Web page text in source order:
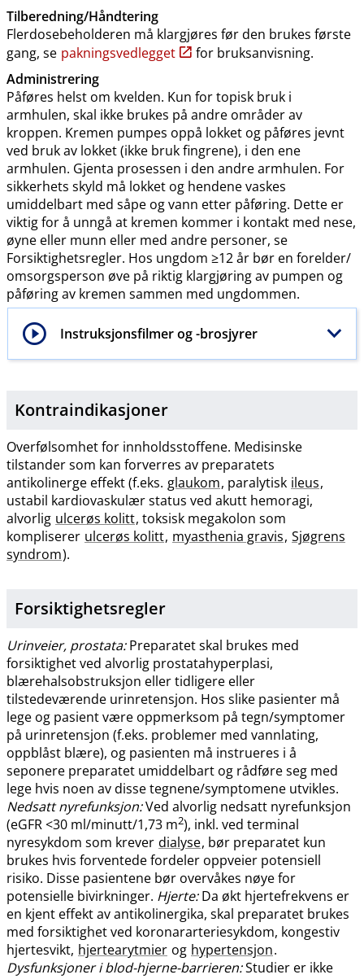
Tilberedning​/​Håndtering
Flerdosebeholderen må klargjøres før den brukes første
gang, se pakningsvedlegget
for bruksanvisning.
Administrering
Påføres helst om kvelden. Kun for topisk bruk i
armhulen, skal ikke brukes på andre områder av
kroppen. Kremen pumpes oppå lokket og påføres jevnt
ved bruk av lokket (ikke bruk fingrene), i den ene
armhulen. Gjenta prosessen i den andre armhulen. For
sikkerhets skyld må lokket og hendene vaskes
umiddelbart med såpe og vann etter påføring. Dette er
viktig for å unngå at kremen kommer i kontakt med nese,
øyne eller munn eller med andre personer, se
Forsiktighetsregler. Hos ungdom ≥12 år bør en forelder​/​
omsorgsperson øve på riktig klargjøring av pumpen og
påføring av kremen sammen med ungdommen.
Instruksjonsfilmer og -brosjyrer
Kontraindikasjoner
Overfølsomhet for innholdsstoffene. Medisinske
tilstander som kan forverres av preparatets
antikolinerge effekt (f.eks. glaukom, paralytisk ileus,
ustabil kardiovaskulær status ved akutt hemoragi,
alvorlig ulcerøs kolitt, toksisk megakolon som
kompliserer ulcerøs kolitt, myasthenia gravis, Sjøgrens
syndrom).
Forsiktighetsregler
Urinveier, prostata:Preparatet skal brukes med
forsiktighet ved alvorlig prostatahyperplasi,
blærehalsobstruksjon eller tidligere eller
tilstedeværende urinretensjon. Hos slike pasienter må
lege og pasient være oppmerksom på tegn​/​symptomer
på urinretensjon (f.eks. problemer med vannlating,
oppblåst blære), og pasienten må instrueres i å
seponere preparatet umiddelbart og rådføre seg med
lege hvis noen av disse tegnene​/​symptomene utvikles.
Nedsatt nyrefunksjon:Ved alvorlig nedsatt nyrefunksjon
(eGFR <30 ml/minutt/1,73 m2), inkl. ved terminal
nyresykdom som krever dialyse, bør preparatet kun
brukes hvis forventede fordeler oppveier potensiell
risiko. Disse pasientene bør overvåkes nøye for
potensielle bivirkninger. Hjerte:Da økt hjertefrekvens er
en kjent effekt av antikolinergika, skal preparatet brukes
med forsiktighet ved koronararteriesykdom, kongestiv
hjertesvikt, hjertearytmier og hypertensjon.
Dysfunksjoner i blod-hjerne-barrieren:Studier er ikke